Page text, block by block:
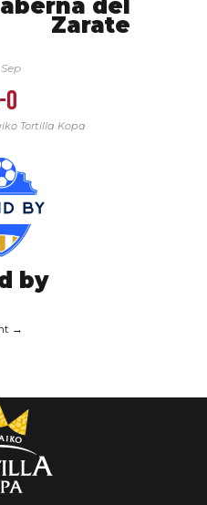
del
Zarate
0
Tortilla Kopa
by
→